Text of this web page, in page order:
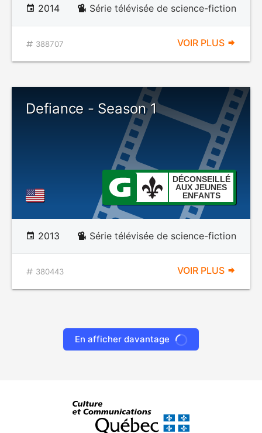
2014 Série télévisée de science-fiction
388707 VOIR PLUS
Defiance - Season 1
DÉCONSEILLÉ
AUX JEUNES
ENFANTS
2013 Série télévisée de science-fiction
380443 VOIR PLUS
En afficher davantage